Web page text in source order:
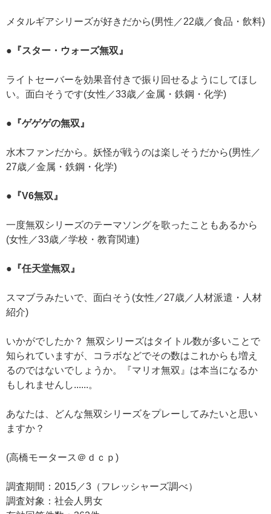
メタルギアシリーズが好きだから(男性／22歳／食品・飲料)
●『スター・ウォーズ無双』
ライトセーバーを効果音付きで振り回せるようにしてほし
い。面白そうです(女性／33歳／金属・鉄鋼・化学)
●『ゲゲゲの無双』
水木ファンだから。妖怪が戦うのは楽しそうだから(男性／
27歳／金属・鉄鋼・化学)
●『V6無双』
一度無双シリーズのテーマソングを歌ったこともあるから
(女性／33歳／学校・教育関連)
●『任天堂無双』
スマブラみたいで、面白そう(女性／27歳／人材派遣・人材
紹介)
いかがでしたか？ 無双シリーズはタイトル数が多いことで
知られていますが、コラボなどでその数はこれからも増え
るのではないでしょうか。『マリオ無双』は本当になるか
もしれませんし......。
あなたは、どんな無双シリーズをプレーしてみたいと思い
ますか？
(高橋モータース＠ｄｃｐ)
調査期間：2015／3（フレッシャーズ調べ）
調査対象：社会人男女